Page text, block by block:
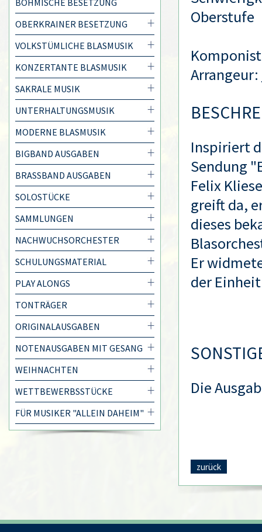
BÖHMISCHE BESETZUNG
OBERKRAINER BESETZUNG
VOLKSTÜMLICHE BLASMUSIK
KONZERTANTE BLASMUSIK
SAKRALE MUSIK
UNTERHALTUNGSMUSIK
MODERNE BLASMUSIK
BIGBAND AUSGABEN
BRASSBAND AUSGABEN
SOLOSTÜCKE
SAMMLUNGEN
NACHWUCHSORCHESTER
SCHULUNGSMATERIAL
PLAY ALONGS
TONTRÄGER
ORIGINALAUSGABEN
NOTENAUSGABEN MIT GESANG
WEIHNACHTEN
WETTBEWERBSSTÜCKE
FÜR MUSIKER "ALLEIN DAHEIM"
Oberstufe
Arrangeur:
Inspiriert
Sendung
Felix
greift da,
dieses
Er
der
Die
zurück